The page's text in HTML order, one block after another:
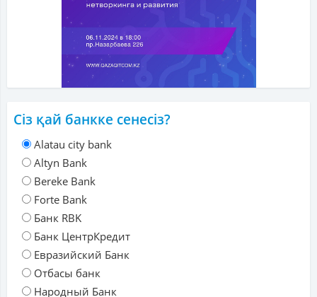
Сіз қай банкке сенесіз?
Alatau city bank
Altyn Bank
Bereke Bank
Forte Bank
Банк RBK
Банк ЦентрКредит
Евразийский Банк
Отбасы банк
Народный Банк